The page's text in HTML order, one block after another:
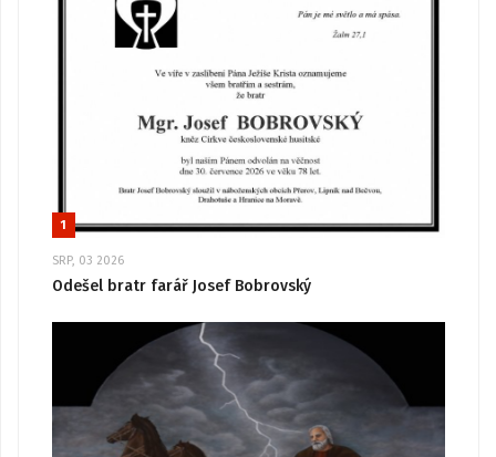
1
SRP, 03 2026
Odešel bratr farář Josef Bobrovský